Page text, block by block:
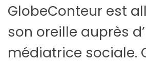
GlobeConteur est
son oreille auprès
médiatrice sociale.